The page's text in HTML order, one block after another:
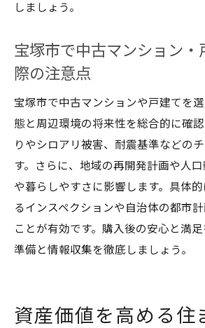
しましょう。
宝塚市で中古マンション・
際の注意点
宝塚市で中古マンションや戸建てを
態と周辺環境の将来性を総合的に確
りやシロアリ被害、耐震基準などの
す。さらに、地域の再開発計画や人
や暮らしやすさに影響します。具体
るインスペクションや自治体の都市
ことが有効です。購入後の安心と満
準備と情報収集を徹底しましょう。
資産価値を高める住